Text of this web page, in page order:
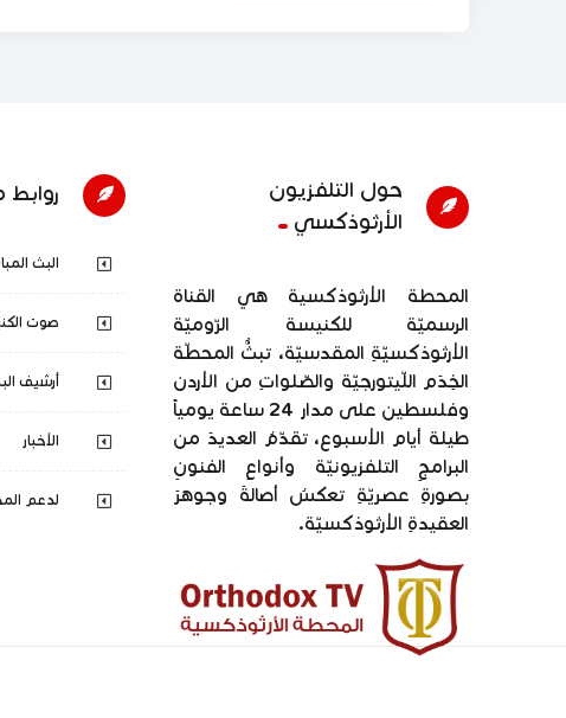
حول التلفزيون
الأرثوذكسي
المحطة الأرثوذكسية هي القناة
الرسميّة للكنيسة الرّوميّة
الأرثوذكسيّةِ المقدسيّة، تبثُّ المحطّة
الخِدَم اللّيتورجيّة والصّلواتِ من الأردن
وفلسطين على مدار 24 ساعة يومياً
طيلة أيام الأسبوع، تقدّمُ العديدَ من
البرامجِ التلفزيونيّة وأنواعِ الفنونِ
بصورةِ عصريّةِ تعكسُ أصالةَ وجوهرَ
العقيدةِ الأرثوذكسيّة.
روابط
البث
صوت
أرشيف
الأخبار
لدعم